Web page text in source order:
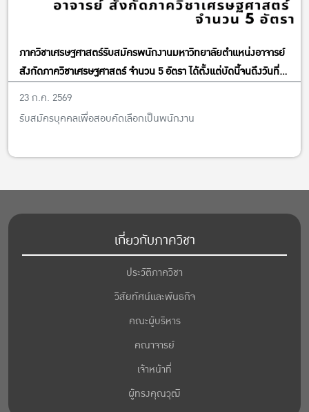
ภาควิชาเศรษฐศาสตร์รับสมัครพนักงานมหาวิทยาลัยตำแหน่งอาจารย์
สังกัดภาควิชาเศรษฐศาสตร์ จำนวน 5 อัตรา ได้ตั้งแต่บัดนี้จนถึงวันที่
13 พฤศจิกายน พ.ศ. 2569
23 ก.ค. 2569
รับสมัครบุคคลเพื่อสอบคัดเลือกเป็นพนักงาน
เกี่ยวกับภาควิชา
ประวัติภาควิชา
วิสัยทัศน์และพันธกิจ
คณะผู้บริหาร
คณาจารย์
เจ้าหน้าที่
ผู้ทรงคุณวุฒิ